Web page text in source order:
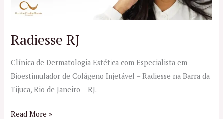
Radiesse RJ
Clínica de Dermatologia Estética com Especialista em
Bioestimulador de Colágeno Injetável – Radiesse na Barra da
Tijuca, Rio de Janeiro – RJ.
Read More »